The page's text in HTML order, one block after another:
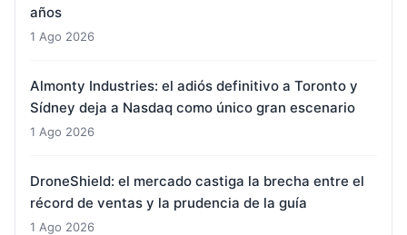
años
1 Ago 2026
Almonty Industries: el adiós definitivo a Toronto y
Sídney deja a Nasdaq como único gran escenario
1 Ago 2026
DroneShield: el mercado castiga la brecha entre el
récord de ventas y la prudencia de la guía
1 Ago 2026